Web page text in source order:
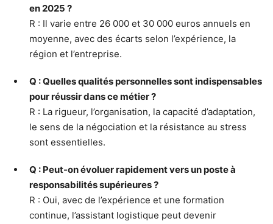
en 2025 ?
R : Il varie entre 26 000 et 30 000 euros annuels en
moyenne, avec des écarts selon l’expérience, la
région et l’entreprise.
Q : Quelles qualités personnelles sont indispensables
pour réussir dans ce métier ?
R : La rigueur, l’organisation, la capacité d’adaptation,
le sens de la négociation et la résistance au stress
sont essentielles.
Q : Peut-on évoluer rapidement vers un poste à
responsabilités supérieures ?
R : Oui, avec de l’expérience et une formation
continue, l’assistant logistique peut devenir